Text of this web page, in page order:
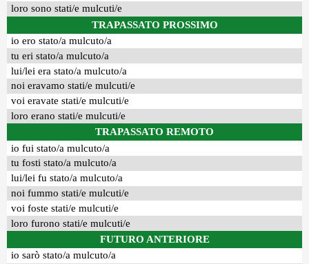
loro sono stati/e mulcuti/e
TRAPASSATO PROSSIMO
io ero stato/a mulcuto/a
tu eri stato/a mulcuto/a
lui/lei era stato/a mulcuto/a
noi eravamo stati/e mulcuti/e
voi eravate stati/e mulcuti/e
loro erano stati/e mulcuti/e
TRAPASSATO REMOTO
io fui stato/a mulcuto/a
tu fosti stato/a mulcuto/a
lui/lei fu stato/a mulcuto/a
noi fummo stati/e mulcuti/e
voi foste stati/e mulcuti/e
loro furono stati/e mulcuti/e
FUTURO ANTERIORE
io sarò stato/a mulcuto/a